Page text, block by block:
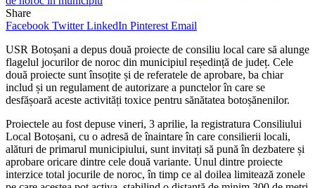
Share
Facebook Twitter LinkedIn Pinterest Email
USR Botoșani a depus două proiecte de consiliu local care să alunge
flagelul jocurilor de noroc din municipiul reședință de județ. Cele
două proiecte sunt însoțite și de referatele de aprobare, ba chiar
includ și un regulament de autorizare a punctelor în care se
desfășoară aceste activități toxice pentru sănătatea botoșănenilor.
Proiectele au fost depuse vineri, 3 aprilie, la registratura Consiliului
Local Botoșani, cu o adresă de înaintare în care consilierii locali,
alături de primarul municipiului, sunt invitați să pună în dezbatere și
aprobare oricare dintre cele două variante. Unul dintre proiecte
interzice total jocurile de noroc, în timp ce al doilea limitează zonele